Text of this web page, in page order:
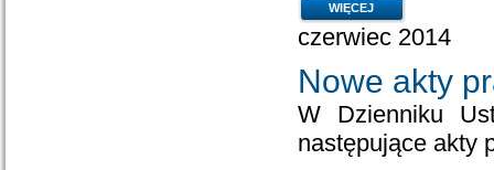
WIĘCEJ
czerwiec 2014
Nowe akty
W Dzienniku
następujące akty